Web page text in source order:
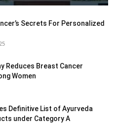
Secrets For Personalized
Reduces Breast Cancer
Women
Definitive List of Ayurveda
under Category A